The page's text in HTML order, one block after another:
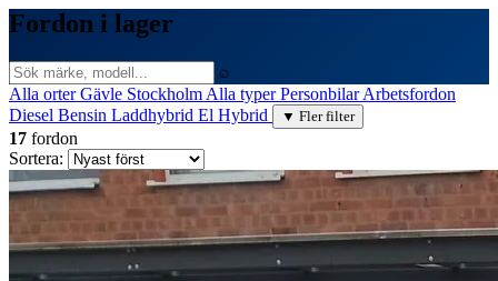
Fordon i lager
⌕
Alla orterGävle Stockholm Alla typerPersonbilarArbetsfordon
Diesel Bensin Laddhybrid El Hybrid ▼ Fler filter
17 fordon
Sortera: